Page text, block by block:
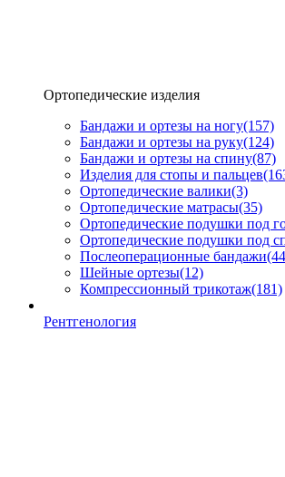
Ортопедические изделия
Бандажи и ортезы на ногу(157)
Бандажи и ортезы на руку(124)
Бандажи и ортезы на спину(87)
Изделия для стопы и пальцев
Ортопедические валики(3)
Ортопедические матрасы(35)
Ортопедические подушки под
Ортопедические подушки под
Послеоперационные бандажи
Шейные ортезы(12)
Компрессионный трикотаж(181)
Рентгенология